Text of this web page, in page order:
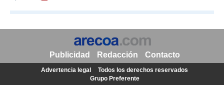
Publicidad Redacción Contacto
Advertencia legal
Todos los derechos reservados
Grupo Preferente